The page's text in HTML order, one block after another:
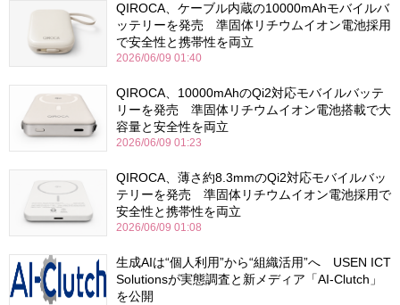
QIROCA、ケーブル内蔵の10000mAhモバイルバ
ッテリーを発売 準固体リチウムイオン電池採用
で安全性と携帯性を両立
2026/06/09 01:40
QIROCA、10000mAhのQi2対応モバイルバッテ
リーを発売 準固体リチウムイオン電池搭載で大
容量と安全性を両立
2026/06/09 01:23
QIROCA、薄さ約8.3mmのQi2対応モバイルバッ
テリーを発売 準固体リチウムイオン電池採用で
安全性と携帯性を両立
2026/06/09 01:08
生成AIは“個人利用”から“組織活用”へ USEN ICT
Solutionsが実態調査と新メディア「AI-Clutch」
を公開